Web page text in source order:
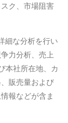
ク、市場阻害
細な分析を行い
力分析、売上
本社所在地、カ
販売量および
報などが含ま